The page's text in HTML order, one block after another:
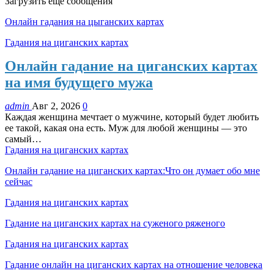
Онлайн гадания на цыганских картах
Гадания на циганских картах
Онлайн гадание на циганских картах
на имя будущего мужа
admin Авг 2, 2026 0
Каждая женщина мечтает о мужчине, который будет любить
ее такой, какая она есть. Муж для любой женщины — это
самый…
Гадания на циганских картах
Онлайн гадание на циганских картах:Что он думает обо мне
сейчас
Гадания на циганских картах
Гадание на циганских картах на суженого ряженого
Гадания на циганских картах
Гадание онлайн на циганских картах на отношение человека